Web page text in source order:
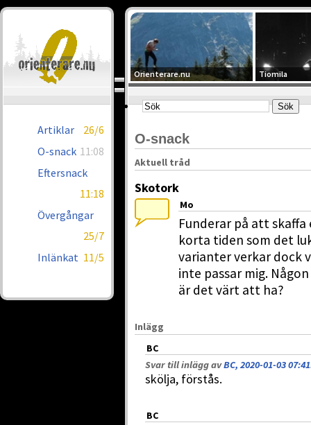
Artiklar
26/6
O-snack 11:08
Eftersnack
11:18
Övergångar
25/7
Inlänkat 11/5
Orienterare.nu Tiomila
O-snack
Aktuell tråd
Skotork
Mo
Funderar på att
korta tiden som det
varianter verkar dock
inte passar mig.
är det värt att ha?
Inlägg
BC
Svar till inlägg avBC, 2020-01-03 07:41
skölja, förstås.
BC